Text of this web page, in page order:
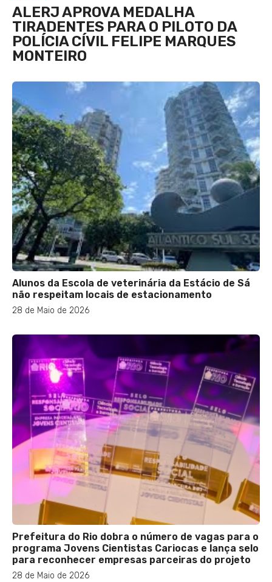
ALERJ APROVA MEDALHA
TIRADENTES PARA O PILOTO DA
POLÍCIA CÍVIL FELIPE MARQUES
MONTEIRO
Alunos da Escola de veterinária da Estácio de Sá
não respeitam locais de estacionamento
28 de Maio de 2026
Prefeitura do Rio dobra o número de vagas para o
programa Jovens Cientistas Cariocas e lança selo
para reconhecer empresas parceiras do projeto
28 de Maio de 2026